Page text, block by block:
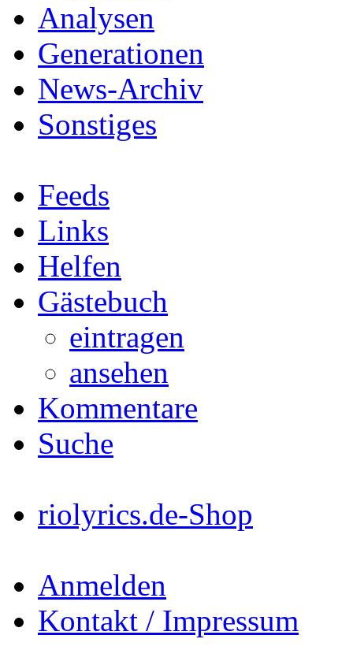
Analysen
Generationen
News-Archiv
Sonstiges
Feeds
Links
Helfen
Gästebuch
eintragen
ansehen
Kommentare
Suche
riolyrics.de-Shop
Anmelden
Kontakt / Impressum